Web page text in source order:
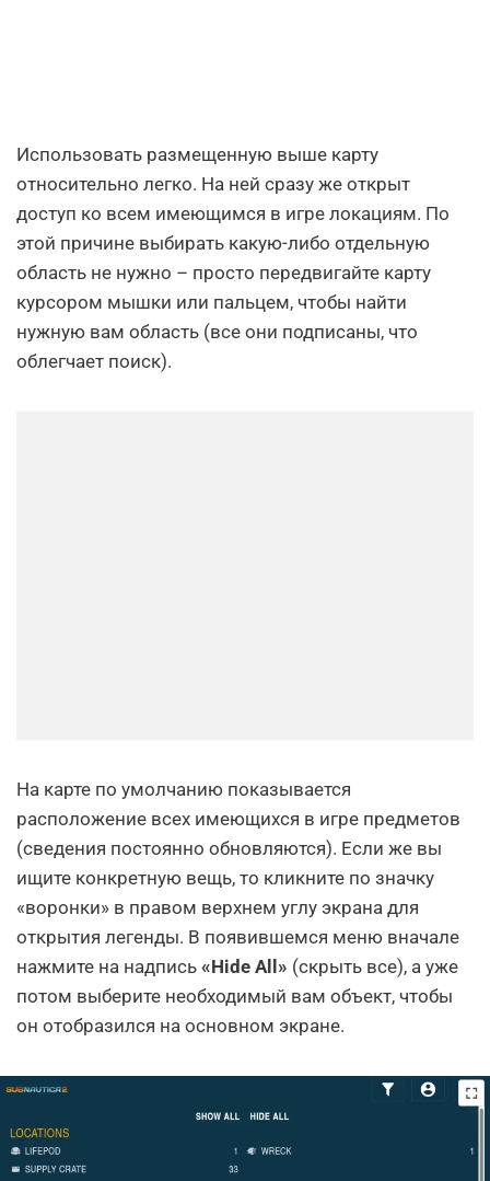
Использовать размещенную выше карту
относительно легко. На ней сразу же открыт
доступ ко всем имеющимся в игре локациям. По
этой причине выбирать какую-либо отдельную
область не нужно – просто передвигайте карту
курсором мышки или пальцем, чтобы найти
нужную вам область (все они подписаны, что
облегчает поиск).
На карте по умолчанию показывается
расположение всех имеющихся в игре предметов
(сведения постоянно обновляются). Если же вы
ищите конкретную вещь, то кликните по значку
«воронки» в правом верхнем углу экрана для
открытия легенды. В появившемся меню вначале
нажмите на надпись «Hide All» (скрыть все), а уже
потом выберите необходимый вам объект, чтобы
он отобразился на основном экране.